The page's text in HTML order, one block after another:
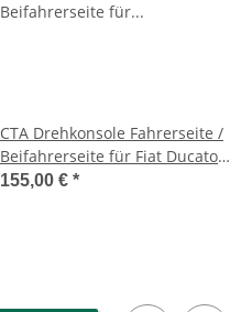
CTA Drehkonsole Fahrerseite /
Beifahrerseite für Fiat Ducato
X250-X290 / Citroen Jumper /
155,00 € *